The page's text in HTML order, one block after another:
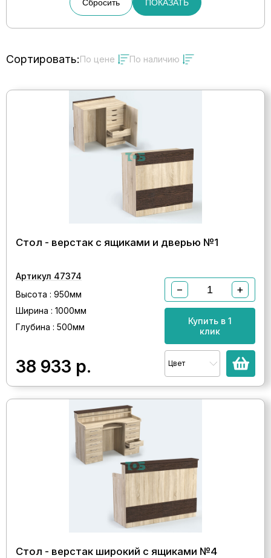
Сбросить ПОКАЗАТЬ
Сортировать:По цене По наличию
Стол - верстак с ящиками и дверью №1
Артикул 47374
Высота : 950мм
Ширина : 1000мм
Глубина : 500мм
38 933 р.
− +
Купить в 1
клик
Цвет
Стол - верстак широкий с ящиками №4